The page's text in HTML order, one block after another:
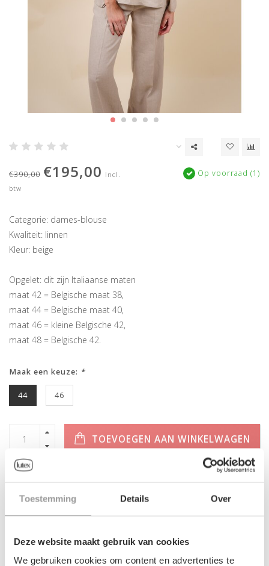
Toestemming Details Over
Deze website maakt gebruik van cookies
We gebruiken cookies om content en advertenties te
€390,00 €195,00 Incl.
btw
Op voorraad (1)
Categorie: dames-blouse
Kwaliteit: linnen
Kleur: beige
Opgelet: dit zijn Italiaanse maten
maat 42 = Belgische maat 38,
maat 44 = Belgische maat 40,
maat 46 = kleine Belgische 42,
maat 48 = Belgische 42.
Maak een keuze: *
44 46
TOEVOEGEN AAN WINKELWAGEN
INFORMATIE
Geen informatie gevonden